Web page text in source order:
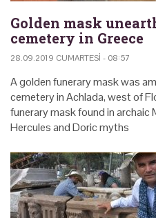
Golden mask
cemetery in Greece
28.09.2019 CUMARTESI - 08:57
A golden funerary mask was
cemetery in Achlada, west of
funerary mask found in archaic
Hercules and Doric myths